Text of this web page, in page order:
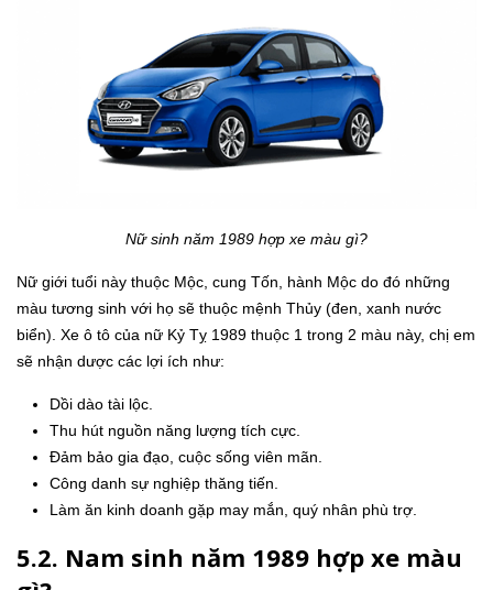
Nữ sinh năm 1989 hợp xe màu gì?
Nữ giới tuổi này thuộc Mộc, cung Tốn, hành Mộc do đó những
màu tương sinh với họ sẽ thuộc mệnh Thủy (đen, xanh nước
biển). Xe ô tô của nữ Kỷ Tỵ 1989 thuộc 1 trong 2 màu này, chị em
sẽ nhận dược các lợi ích như:
Dồi dào tài lộc.
Thu hút nguồn năng lượng tích cực.
Đảm bảo gia đạo, cuộc sống viên mãn.
Công danh sự nghiệp thăng tiến.
Làm ăn kinh doanh gặp may mắn, quý nhân phù trợ.
5.2. Nam sinh năm 1989 hợp xe màu